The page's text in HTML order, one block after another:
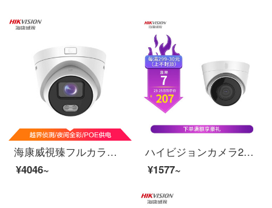
海康威視臻フルカラーカメラ400万高清フルカラー夜視半球カメラPOE監視カメラ付きDS-2347 FWD-LS 4 mm
¥4046~
ハイビジョンカメラ200万監視1080 Pネットワークハイビジョン監視カメラPOE赤外線夜間テレビ30メートル半球カメラ2.8 MM焦点距離DS-PC-12-I
¥1577~